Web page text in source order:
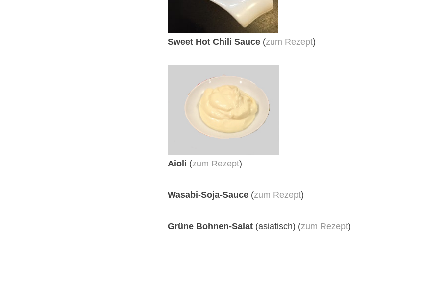
Sweet Hot Chili Sauce (zum Rezept)
Aioli (zum Rezept)
Wasabi-Soja-Sauce (zum Rezept)
Grüne Bohnen-Salat (asiatisch) (zum Rezept)